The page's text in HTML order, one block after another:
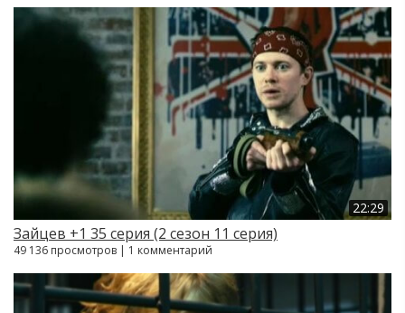
22:29
Зайцев +1 35 серия (2 сезон 11 серия)
49 136 просмотров | 1 комментарий